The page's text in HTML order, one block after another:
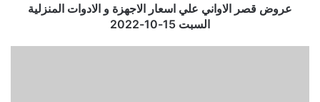
عروض قصر الاواني علي اسعار الاجهزة و الادوات المنزلية
السبت 15-10-2022